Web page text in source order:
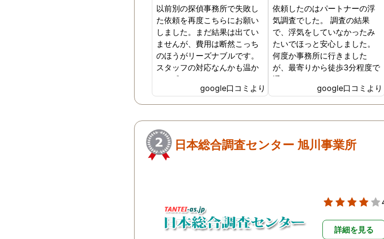
以前別の探偵事務所で失敗し
た依頼を再度こちらにお願い
しました。まだ結果は出てい
ませんが、費用は断然こっち
のほうがリーズナブルです。
スタッフの対応なんかも温か
みを感じます。はじめからこ
ちらにすればよかったです😢
…
google口コミより
依頼したのはパートナーの浮
気調査でした。 調査の結果
で、浮気をしていなかったみ
たいでほっと安心しました。
何度か事務所に行きました
が、最寄りから徒歩3分程度で
通いやすかったです。
google口コミより
日本総合調査センター 旭川事業所
詳細を見る